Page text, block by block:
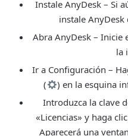
Instale AnyDesk – Si
instale
Abra AnyDesk – Inicie
la
Ir a Configuración –
(
) en la esquina
Introduzca la clave
«Licencias» y haga
Aparecerá una